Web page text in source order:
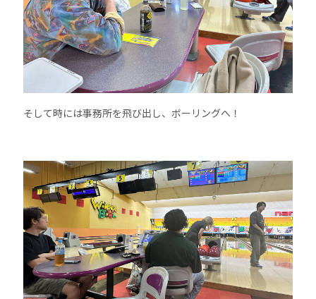
そして時には事務所を飛び出し、ボーリングへ！